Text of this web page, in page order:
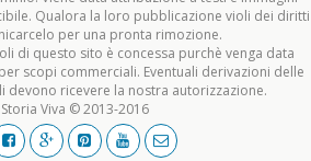
Qualora la loro pubblicazione violi dei diritti
per una pronta rimozione.
di questo sito è concessa purchè venga data
scopi commerciali. Eventuali derivazioni delle
devono ricevere la nostra autorizzazione.
Storia Viva © 2013-2016